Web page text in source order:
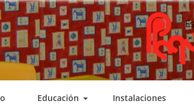
Escuela Infantil
Educación Instalaciones